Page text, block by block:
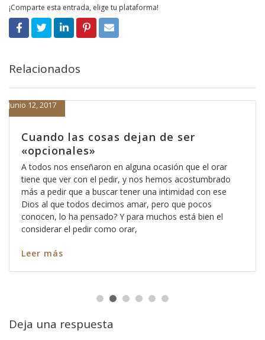
¡Comparte esta entrada, elige tu plataforma!
Relacionados
Cuando las cosas dejan de ser
«opcionales»
Junio 12, 2017
A todos nos enseñaron en alguna ocasión que el orar
tiene que ver con el pedir, y nos hemos acostumbrado
más a pedir que a buscar tener una intimidad con ese
Dios al que todos decimos amar, pero que pocos
conocen, lo ha pensado? Y para muchos está bien el
considerar el pedir como orar,
Leer más
Deja una respuesta